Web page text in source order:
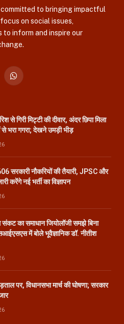
to bringing impactful
on social issues,
to inform and inspire our
WhatsApp
से गिरी मिट्टी की दीवार, अंदर छिपा मिला
से भरा गगरा; देखने उमड़ी भीड़
सरकारी नौकरियों की तैयारी, JPSC और
करेंगे नई भर्ती का विज्ञापन
का समाधान जियोलॉजी समझे बिना
में बोले भूवैज्ञानिक डॉ. नीतीश
पर, विधानसभा मार्च की घोषणा; सरकार